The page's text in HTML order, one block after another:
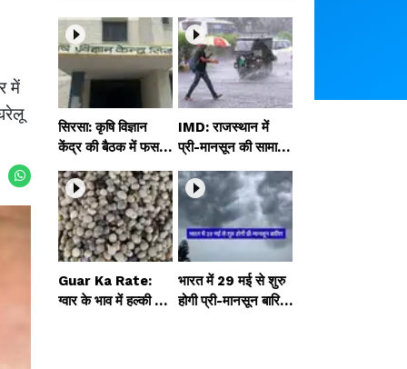
में
सिरसा: कृषि विज्ञान
केंद्र की बैठक में फसल
बीमा विधि कारण व कृषि
उद्यमिता बढ़ावा देने पर च
र्चा
IMD: राजस्थान में
प्री-मानसून की सामान्य
से 74% अधिक बारिश,
दस्तक में देरी और मान
सून कमजोर रहेगा
Guar Ka Rate:
ग्वार के भाव में हल्की ब
भारत में 29 मई से शुरु
होगी प्री-मानसून बारिश,